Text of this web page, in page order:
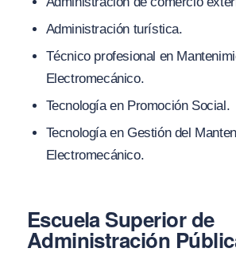
Administración turística.
Técnico profesional en
Electromecánico.
Tecnología en Promoción Social.
Tecnología en Gestión del
Electromecánico.
Escuela Superior de
Administración